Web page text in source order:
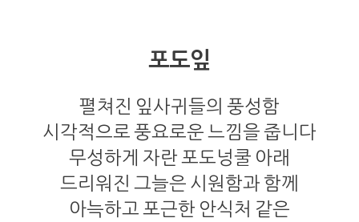
포도잎
펼쳐진 잎사귀들의 풍성함
시각적으로 풍요로운 느낌을 줍니다
무성하게 자란 포도넝쿨 아래
드리워진 그늘은 시원함과 함께
아늑하고 포근한 안식처 같은